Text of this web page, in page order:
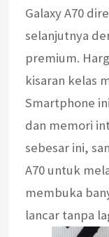
Galaxy A70
selanjutnya
premium.
kisaran kelas
Smartphone
dan memori
sebesar ini,
A70 untuk
membuka
lancar tanpa